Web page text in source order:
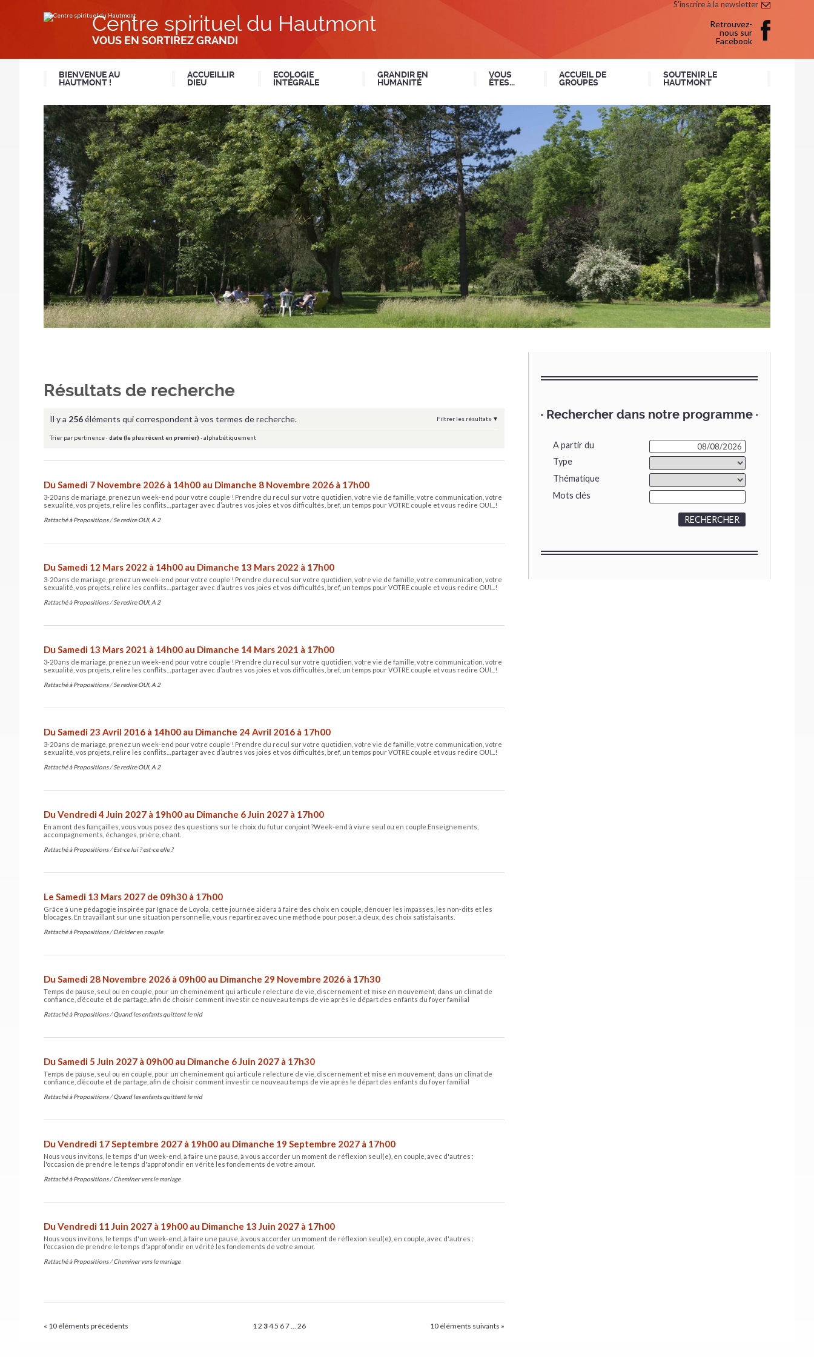
contenu.
S'inscrire à la newsletter
Retrouvez-
nous sur
Facebook
Centre spirituel du Hautmont
VOUS EN SORTIREZ GRANDI
BIENVENUE AU
HAUTMONT !
ACCUEILLIR
DIEU
ECOLOGIE
INTÉGRALE
GRANDIR EN
HUMANITÉ
VOUS
ÊTES...
ACCUEIL DE
GROUPES
SOUTENIR LE
HAUTMONT
Rechercher dans notre programme
A partir du
Type
Thématique
Mots clés
Résultats de recherche
Il y a 256éléments qui correspondent à vos termes de recherche. Filtrer les résultats
Trier par pertinence· date (le plus récent en premier) · alphabétiquement
Du Samedi 7 Novembre 2026 à 14h00 au Dimanche 8 Novembre 2026 à 17h00
3-20 ans de mariage, prenez un week-end pour votre couple ! Prendre du recul sur votre quotidien, votre vie de famille, votre communication, votre
sexualité, vos projets, relire les conflits…partager avec d’autres vos joies et vos difficultés, bref, un temps pour VOTRE couple et vous redire OUI...!
Rattaché à Propositions /Se redire OUI, A 2
Du Samedi 12 Mars 2022 à 14h00 au Dimanche 13 Mars 2022 à 17h00
3-20 ans de mariage, prenez un week-end pour votre couple ! Prendre du recul sur votre quotidien, votre vie de famille, votre communication, votre
sexualité, vos projets, relire les conflits…partager avec d’autres vos joies et vos difficultés, bref, un temps pour VOTRE couple et vous redire OUI...!
Rattaché à Propositions /Se redire OUI, A 2
Du Samedi 13 Mars 2021 à 14h00 au Dimanche 14 Mars 2021 à 17h00
3-20 ans de mariage, prenez un week-end pour votre couple ! Prendre du recul sur votre quotidien, votre vie de famille, votre communication, votre
sexualité, vos projets, relire les conflits…partager avec d’autres vos joies et vos difficultés, bref, un temps pour VOTRE couple et vous redire OUI...!
Rattaché à Propositions /Se redire OUI, A 2
Du Samedi 23 Avril 2016 à 14h00 au Dimanche 24 Avril 2016 à 17h00
3-20 ans de mariage, prenez un week-end pour votre couple ! Prendre du recul sur votre quotidien, votre vie de famille, votre communication, votre
sexualité, vos projets, relire les conflits…partager avec d’autres vos joies et vos difficultés, bref, un temps pour VOTRE couple et vous redire OUI...!
Rattaché à Propositions /Se redire OUI, A 2
Du Vendredi 4 Juin 2027 à 19h00 au Dimanche 6 Juin 2027 à 17h00
En amont des fiançailles, vous vous posez des questions sur le choix du futur conjoint ?​ Week-end à vivre seul ou en couple.​ Enseignements,
accompagnements, échanges, prière, chant.
Rattaché à Propositions /Est-ce lui ? est-ce elle ?
Le Samedi 13 Mars 2027 de 09h30 à 17h00
Grâce à une pédagogie inspirée par Ignace de Loyola, cette journée aidera à faire des choix en couple, dénouer les impasses, les non-dits et les
blocages. En travaillant sur une situation personnelle, vous repartirez avec une méthode pour poser, à deux, des choix satisfaisants.
Rattaché à Propositions /Décider en couple
Du Samedi 28 Novembre 2026 à 09h00 au Dimanche 29 Novembre 2026 à 17h30
Temps de pause, seul ou en couple, pour un cheminement qui articule relecture de vie, discernement et mise en mouvement, dans un climat de
confiance, d’écoute et de partage, afin de choisir comment investir ce nouveau temps de vie après le départ des enfants du foyer familial
Rattaché à Propositions /Quand les enfants quittent le nid
Du Samedi 5 Juin 2027 à 09h00 au Dimanche 6 Juin 2027 à 17h30
Temps de pause, seul ou en couple, pour un cheminement qui articule relecture de vie, discernement et mise en mouvement, dans un climat de
confiance, d’écoute et de partage, afin de choisir comment investir ce nouveau temps de vie après le départ des enfants du foyer familial
Rattaché à Propositions /Quand les enfants quittent le nid
Du Vendredi 17 Septembre 2027 à 19h00 au Dimanche 19 Septembre 2027 à 17h00
Nous vous invitons, le temps d'un week-end, à faire une pause, à vous accorder un moment de réflexion seul(e), en couple, avec d'autres :
l'occasion de prendre le temps d'approfondir en vérité les fondements de votre amour.
Rattaché à Propositions /Cheminer vers le mariage
Du Vendredi 11 Juin 2027 à 19h00 au Dimanche 13 Juin 2027 à 17h00
Nous vous invitons, le temps d'un week-end, à faire une pause, à vous accorder un moment de réflexion seul(e), en couple, avec d'autres :
l'occasion de prendre le temps d'approfondir en vérité les fondements de votre amour.
Rattaché à Propositions /Cheminer vers le mariage
« 10 éléments précédents 10 éléments suivants »
1 2 345 67 26